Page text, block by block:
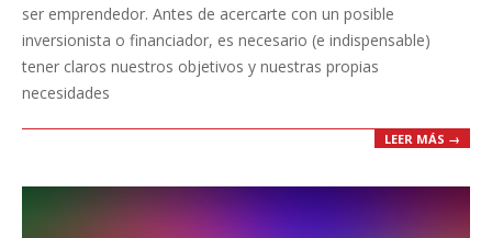
ser emprendedor. Antes de acercarte con un posible
inversionista o financiador, es necesario (e indispensable)
tener claros nuestros objetivos y nuestras propias
necesidades
LEER MÁS →